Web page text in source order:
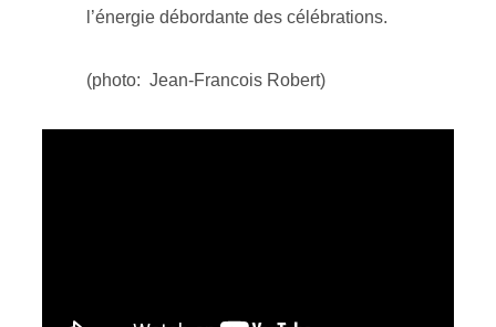
l’énergie débordante des célébrations.
(photo: Jean-Francois Robert)